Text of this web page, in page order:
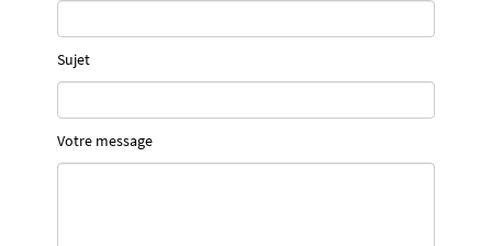
Sujet
Votre message